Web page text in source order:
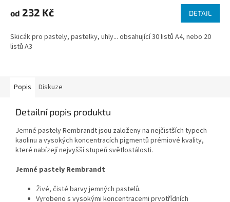
od 232 Kč DETAIL
Skicák pro pastely, pastelky, uhly... obsahující 30 listů A4, nebo 20
listů A3
Popis Diskuze
Detailní popis produktu
Jemné pastely Rembrandt jsou založeny na nejčistších typech
kaolinu a vysokých koncentracích pigmentů prémiové kvality,
které nabízejí nejvyšší stupeň světlostálosti.
Jemné pastely Rembrandt
Živé, čisté barvy jemných pastelů.
Vyrobeno s vysokými koncentracemi prvotřídních